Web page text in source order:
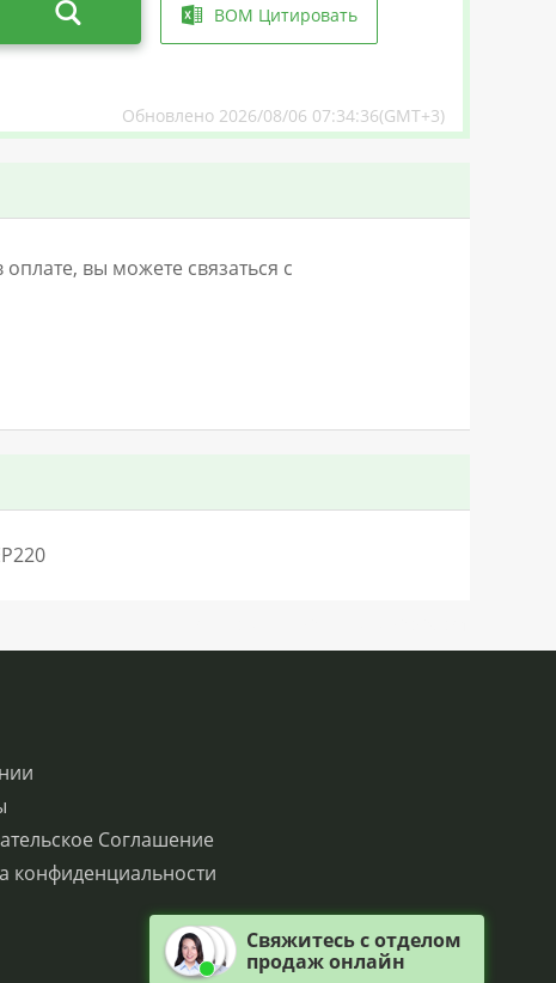
BOM Цитировать
Обновлено 2026/08/06 07:34:36(GMT+3)
вы можете связаться с
Свяжитесь с отделом
продаж онлайн
Соглашение
конфиденциальности